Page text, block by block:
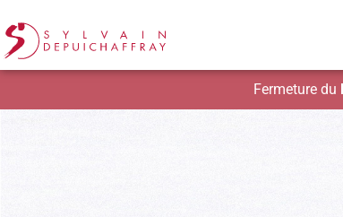
Fermeture du